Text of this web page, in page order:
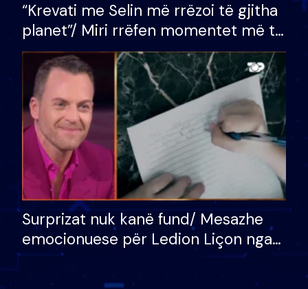
“Krevati me Selin më rrëzoi të gjitha
planet”/ Miri rrëfen momentet më të
bukura në shtëpinë e BB VIP: Do më
mungojë zilja e mëngjesit kur…
Surprizat nuk kanë fund/ Mesazhe
emocionuese për Ledion Liçon nga
nëna dhe fëmijët e tij, moderatori
nuk i mban dot lotët: Nuk meritoj…